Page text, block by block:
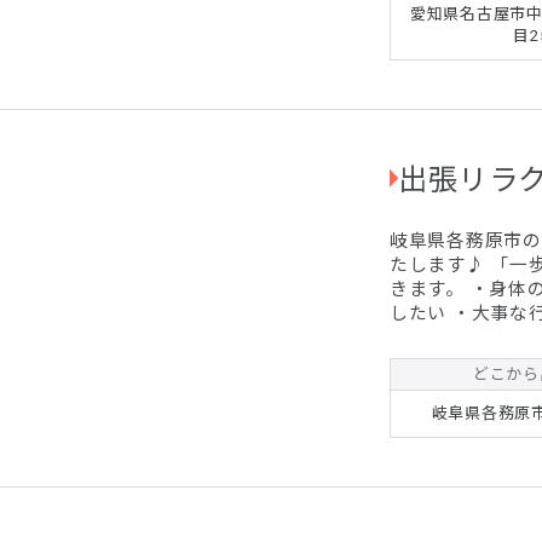
愛知県名古屋市
目
出張リラ
岐阜県各務原市
たします♪ 「一
きます。 ・身体の不調があり明日への活力がない ・もう一踏ん張り
したい ・大事な行事の前に そんな時是
（女性専用）すべて同料金です。
ております 遠方の方は別途出張費を請求させていただく事もござい
ます。 ご
どこか
岐阜県各務原